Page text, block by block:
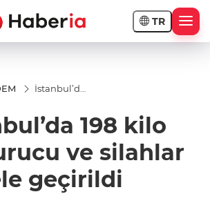
TR
İstanbul’da
ve silahlar
ele
198 kilo
ve silahlar
geçirildi